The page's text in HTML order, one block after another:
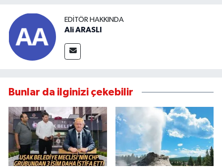
EDITÖR HAKKINDA
Ali ARASLI
Bunlar da ilginizi çekebilir